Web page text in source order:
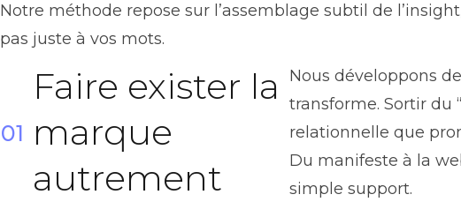
Notre méthode repose sur l’assemblage subtil de
pas juste à vos mots.
01
Faire exister la
marque
autrement
Nous développons
transforme. Sortir du
relationnelle que
Du manifeste à la
simple support.